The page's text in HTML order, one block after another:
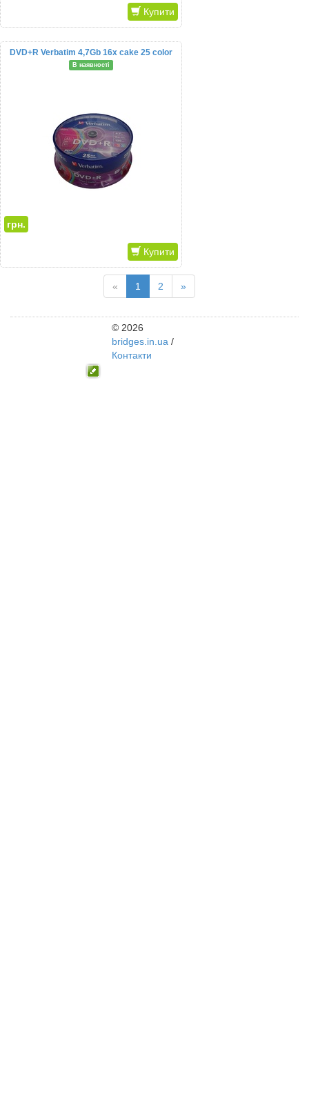
Купити
DVD+R Verbatim 4,7Gb 16x cake 25 color
В наявності
грн.
Купити
« 1 2 »
© 2026
bridges.in.ua /
Контакти